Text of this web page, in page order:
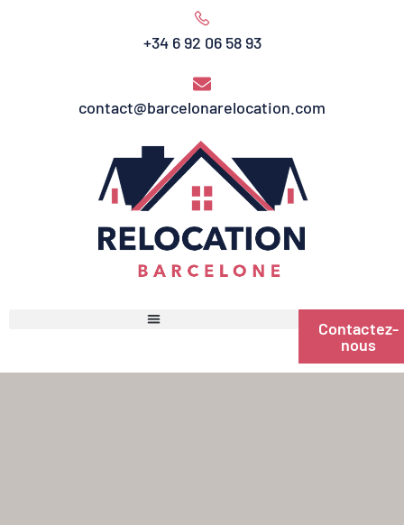
+34 6 92 06 58 93
contact@barcelonarelocation.com
Contactez-
nous